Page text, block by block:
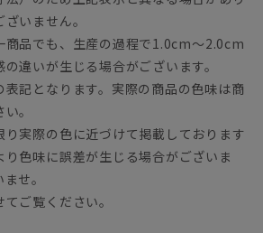
いません。
品でも、生産の過程で1.0cm～2.0cm
違いが生じる場合がございます。
記となります。実際の商品の色味は商
。
実際の色に近づけて掲載しております
色味に誤差が生じる場合がございま
せ。
てご覧ください。